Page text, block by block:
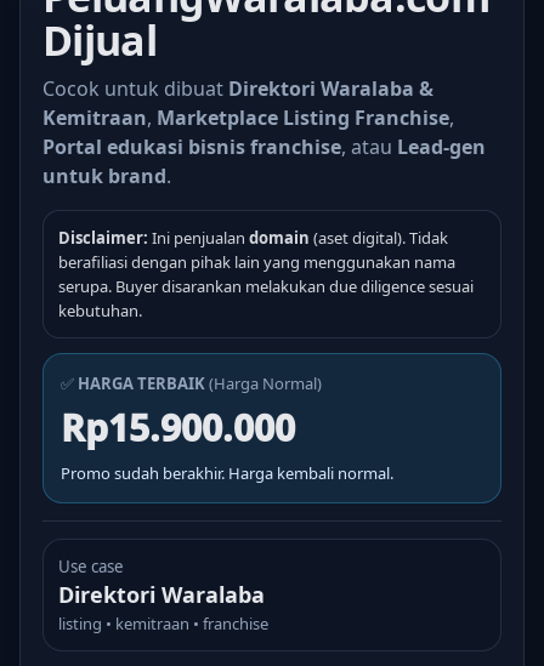
Dijual
Cocok untuk dibuat Direktori Waralaba &
Kemitraan, Marketplace Listing Franchise,
Portal edukasi bisnis franchise, atau Lead-gen
untuk brand.
Disclaimer: Ini penjualan domain (aset digital). Tidak
berafiliasi dengan pihak lain yang menggunakan nama
serupa. Buyer disarankan melakukan due diligence sesuai
kebutuhan.
✅ HARGA TERBAIK(Harga Normal)
Rp15.900.000
Promo sudah berakhir. Harga kembali normal.
Use case
Direktori Waralaba
listing • kemitraan • franchise